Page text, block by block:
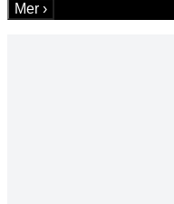
Mer ›